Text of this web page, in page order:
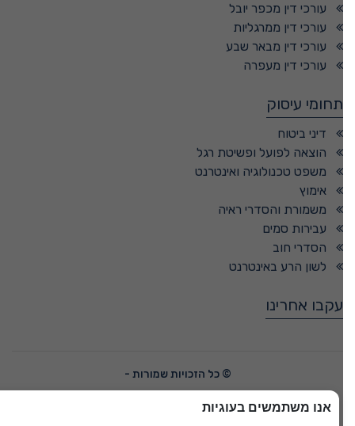
עורכי דין מכפר יובל
עורכי דין ממרגליות
עורכי דין מבאר שבע
עורכי דין מעפרה
תחומי עיסוק
דיני ביטוח
הוצאה לפועל ופשיטת רגל
משפט טכנולוגיה ואינטרנט
אימוץ
משמורת והסדרי ראיה
עבירות סמים
הסדרי חוב
לשון הרע באינטרנט
עקבו אחרינו
© כל הזכויות שמורות -
אנו משתמשים בעוגיות